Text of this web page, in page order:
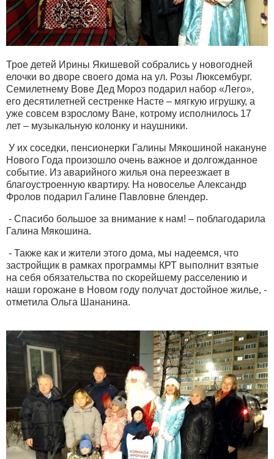
Трое детей Ирины Якишевой собрались у новогодней
елочки во дворе своего дома на ул. Розы Люксембург.
Семилетнему Вове Дед Мороз подарил набор «Лего»,
его десятилетней сестренке Насте – мягкую игрушку, а
уже совсем взрослому Ване, котрому исполнилось 17
лет – музыкальную колонку и наушники.
У их соседки, пенсионерки Галины Мякошиной накануне
Нового Года произошло очень важное и долгожданное
событие. Из аварийного жилья она переезжает в
благоустроенную квартиру. На новоселье Александр
Фролов подарил Галине Павловне блендер.
- Спасибо большое за внимание к нам! – поблагодарила
Галина Мякошина.
- Также как и жители этого дома, мы надеемся, что
застройщик в рамках программы КРТ выполнит взятые
на себя обязательства по скорейшему расселению и
наши горожане в Новом году получат достойное жилье, -
отметила Ольга Шананина.